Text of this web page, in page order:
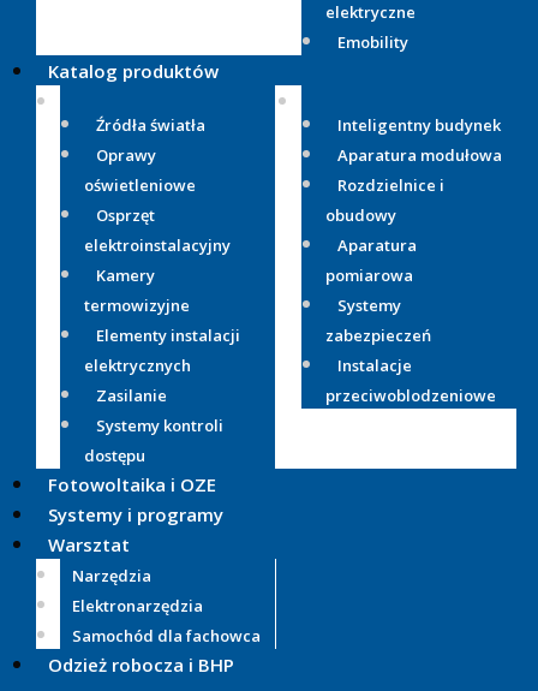
elektryczne
Emobility
Katalog produktów
Źródła światła
Oprawy
oświetleniowe
Osprzęt
elektroinstalacyjny
Kamery
termowizyjne
Elementy instalacji
elektrycznych
Zasilanie
Systemy kontroli
dostępu
Inteligentny budynek
Aparatura modułowa
Rozdzielnice i
obudowy
Aparatura
pomiarowa
Systemy
zabezpieczeń
Instalacje
przeciwoblodzeniowe
Fotowoltaika i OZE
Systemy i programy
Warsztat
Narzędzia
Elektronarzędzia
Samochód dla fachowca
Odzież robocza i BHP